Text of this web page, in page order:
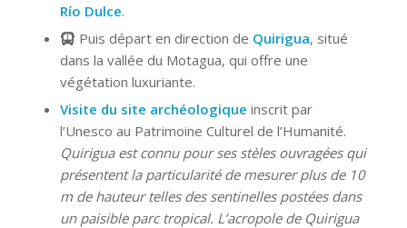
Río Dulce.
Puis départ en direction de Quirigua, situé
dans la vallée du Motagua, qui offre une
végétation luxuriante.
Visite du site archéologique inscrit par
l’Unesco au Patrimoine Culturel de l’Humanité.
Quirigua est connu pour ses stèles ouvragées qui
présentent la particularité de mesurer plus de 10
m de hauteur telles des sentinelles postées dans
un paisible parc tropical. L’acropole de Quirigua